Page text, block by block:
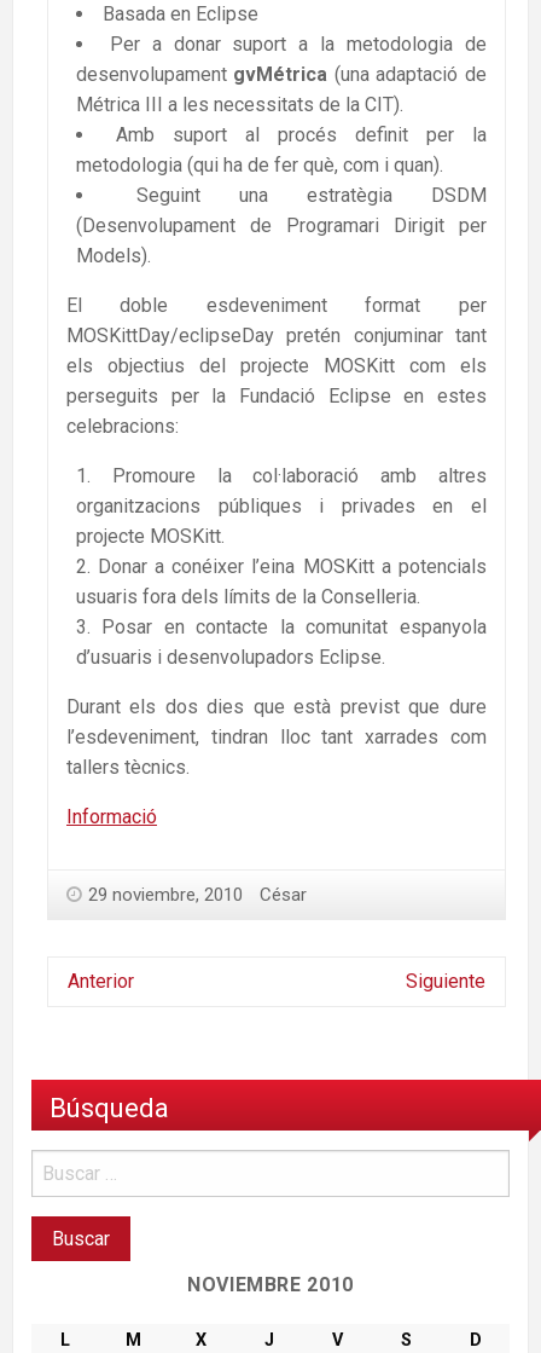
Basada en Eclipse
Per a donar suport a la metodologia de
desenvolupament gvMétrica (una adaptació de
Métrica III a les necessitats de la CIT).
Amb suport al procés definit per la
metodologia (qui ha de fer què, com i quan).
Seguint una estratègia DSDM
(Desenvolupament de Programari Dirigit per
Models).
El doble esdeveniment format per
MOSKittDay/eclipseDay pretén conjuminar tant
els objectius del projecte MOSKitt com els
perseguits per la Fundació Eclipse en estes
celebracions:
Promoure la col·laboració amb altres
organitzacions públiques i privades en el
projecte MOSKitt.
Donar a conéixer l’eina MOSKitt a potencials
usuaris fora dels límits de la Conselleria.
Posar en contacte la comunitat espanyola
d’usuaris i desenvolupadors Eclipse.
Durant els dos dies que està previst que dure
l’esdeveniment, tindran lloc tant xarrades com
tallers tècnics.
Informació
29 noviembre, 2010 César
Anterior Siguiente
Búsqueda
NOVIEMBRE 2010
L M X J V S
D